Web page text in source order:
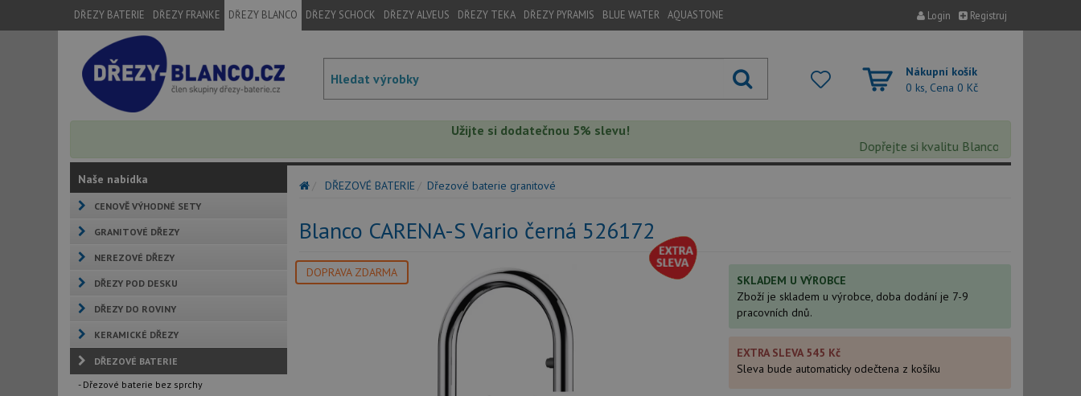
DŘEZY BATERIE DŘEZY FRANKE DŘEZY BLANCO DŘEZY SCHOCK DŘEZY ALVEUS DŘEZY TEKA DŘEZY PYRAMIS BLUE WATER AQUASTONE Login Registruj
Nákupní košík
0 ks, Cena 0 Kč
Užijte si dodatečnou 5% slevu!
Dopřejte si kvalitu Blanco s extra 5%
Naše nabídka
CENOVĚ VÝHODNÉ SETY
GRANITOVÉ DŘEZY
NEREZOVÉ DŘEZY
DŘEZY POD DESKU
DŘEZY DO ROVINY
KERAMICKÉ DŘEZY
DŘEZOVÉ BATERIE
- Dřezové baterie bez sprchy
DŘEZOVÉ BATERIE Dřezové baterie granitové
Blanco CARENA-S Vario černá 526172
DOPRAVA ZDARMA
SKLADEM U VÝROBCE
Zboží je skladem u výrobce, doba dodání je 7-9
pracovních dnů.
EXTRA SLEVA 545 Kč
Sleva bude automaticky odečtena z košíku